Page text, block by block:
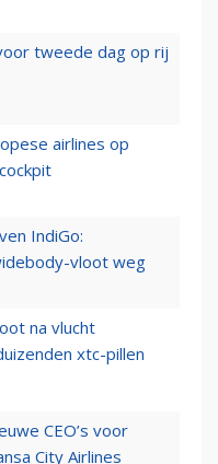
tweede dag op rij
airlines op
IndiGo:
vloot weg
na vlucht
xtc-pillen
CEO’s voor
City Airlines